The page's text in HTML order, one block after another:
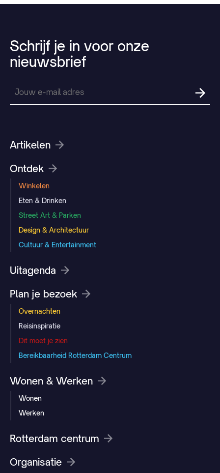
Schrijf je in voor onze
nieuwsbrief
Artikelen
Ontdek
Winkelen
Eten & Drinken
Street Art & Parken
Design & Architectuur
Cultuur & Entertainment
Uitagenda
Plan je bezoek
Overnachten
Reisinspiratie
Dit moet je zien
Bereikbaarheid Rotterdam Centrum
Wonen & Werken
Wonen
Werken
Rotterdam centrum
Organisatie